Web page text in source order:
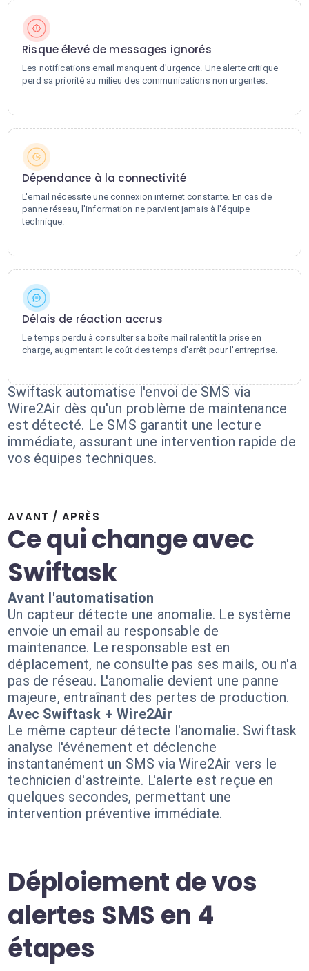
Risque élevé de messages ignorés
Les notifications email manquent d'urgence. Une alerte critique
perd sa priorité au milieu des communications non urgentes.
Dépendance à la connectivité
L'email nécessite une connexion internet constante. En cas de
panne réseau, l'information ne parvient jamais à l'équipe
technique.
Délais de réaction accrus
Le temps perdu à consulter sa boîte mail ralentit la prise en
charge, augmentant le coût des temps d'arrêt pour l'entreprise.
Swiftask automatise l'envoi de SMS via
Wire2Air dès qu'un problème de maintenance
est détecté. Le SMS garantit une lecture
immédiate, assurant une intervention rapide de
vos équipes techniques.
AVANT / APRÈS
Ce qui change avec
Swiftask
Avant l'automatisation
Un capteur détecte une anomalie. Le système
envoie un email au responsable de
maintenance. Le responsable est en
déplacement, ne consulte pas ses mails, ou n'a
pas de réseau. L'anomalie devient une panne
majeure, entraînant des pertes de production.
Avec Swiftask + Wire2Air
Le même capteur détecte l'anomalie. Swiftask
analyse l'événement et déclenche
instantanément un SMS via Wire2Air vers le
technicien d'astreinte. L'alerte est reçue en
quelques secondes, permettant une
intervention préventive immédiate.
Déploiement de vos
alertes SMS en 4
étapes